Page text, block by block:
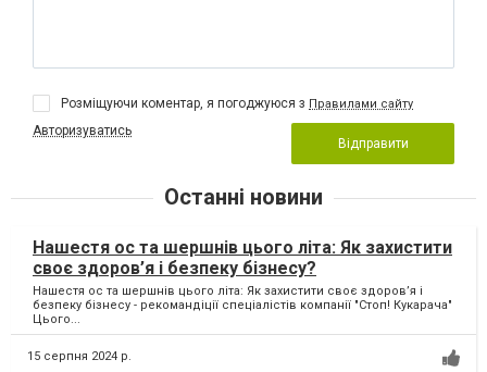
Розміщуючи коментар, я погоджуюся з Правилами сайту
Авторизуватись
Відправити
Останні новини
Нашестя ос та шершнів цього літа: Як захистити
своє здоров’я і безпеку бізнесу?
Нашестя ос та шершнів цього літа: Як захистити своє здоров’я і
безпеку бізнесу - рекомандіції спеціалістів компанії "Стоп! Кукарача"
Цього...
15 серпня 2024 р.